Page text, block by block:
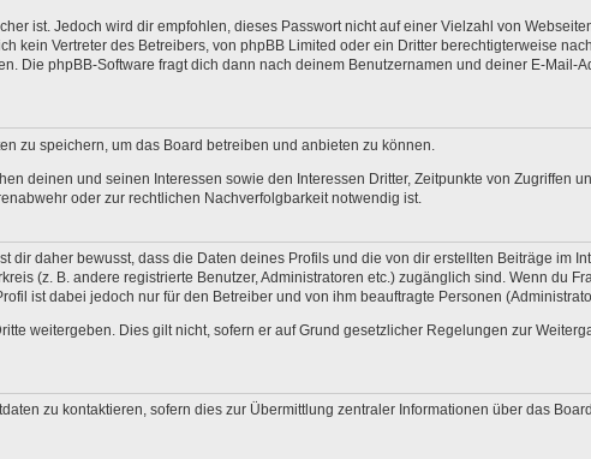
ist. Jedoch wird dir empfohlen, dieses Passwort nicht auf einer Vielzahl von
kein Vertreter des Betreibers, von phpBB Limited oder ein Dritter berechtigterweise
Die phpBB-Software fragt dich dann nach deinem Benutzernamen und deiner E-
zu speichern, um das Board betreiben und anbieten zu können.
deinen und seinen Interessen sowie den Interessen Dritter, Zeitpunkte von Zugriffen
oder zur rechtlichen Nachverfolgbarkeit notwendig ist.
daher bewusst, dass die Daten deines Profils und die von dir erstellten Beiträge im
(z. B. andere registrierte Benutzer, Administratoren etc.) zugänglich sind. Wenn du
ist dabei jedoch nur für den Betreiber und von ihm beauftragte Personen
weitergeben. Dies gilt nicht, sofern er auf Grund gesetzlicher Regelungen zur
zu kontaktieren, sofern dies zur Übermittlung zentraler Informationen über das